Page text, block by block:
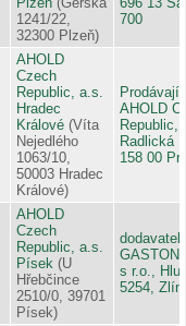
1241/22,
32300 Plzeň)
700
AHOLD
Czech
Republic, a.s.
Hradec
Králové (Víta
Nejedlého
1063/10,
50003 Hradec
Králové)
AHOLD
Republic,
Radlická
158 00
AHOLD
Czech
Republic, a.s.
Písek (U
Hřebčince
2510/0, 39701
Písek)
dodavatel:
s r.o.,
5254, Zlín